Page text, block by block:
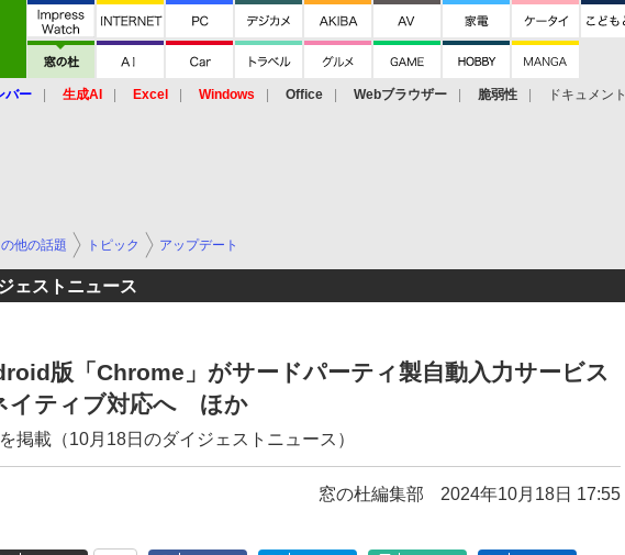
バー 生成AI Excel Windows Office Webブラウザー 脆弱性 ドキュメント
他の話題 トピック アップデート
ェストニュース
版「Chrome」がサードパーティ製自動入力サービス
イティブ対応へ ほか
掲載（10月18日のダイジェストニュース）
窓の杜編集部 2024年10月18日 17:55